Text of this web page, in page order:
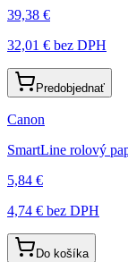
39,38 €
32,01 € bez DPH
Predobjednať
Canon
SmartLine rolový
5,84 €
4,74 € bez DPH
Do košíka